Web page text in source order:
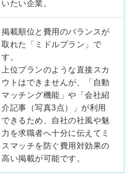
いたい企業。
掲載順位と費用のバランスが
取れた「ミドルプラン」で
す。
上位プランのような直接スカ
ウトはできませんが、「自動
マッチング機能」や「会社紹
介記事（写真3点）」が利用
できるため、自社の社風や魅
力を求職者へ十分に伝えてミ
スマッチを防ぐ費用対効果の
高い掲載が可能です。